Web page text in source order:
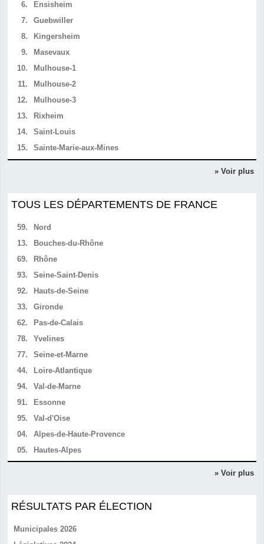
6.
Ensisheim
7.
Guebwiller
8.
Kingersheim
9.
Masevaux
10.
Mulhouse-1
11.
Mulhouse-2
12.
Mulhouse-3
13.
Rixheim
14.
Saint-Louis
15.
Sainte-Marie-aux-Mines
» Voir plus
TOUS LES DÉPARTEMENTS DE FRANCE
59.
Nord
13.
Bouches-du-Rhône
69.
Rhône
93.
Seine-Saint-Denis
92.
Hauts-de-Seine
33.
Gironde
62.
Pas-de-Calais
78.
Yvelines
77.
Seine-et-Marne
44.
Loire-Atlantique
94.
Val-de-Marne
91.
Essonne
95.
Val-d'Oise
04.
Alpes-de-Haute-Provence
05.
Hautes-Alpes
» Voir plus
RÉSULTATS PAR ÉLECTION
Municipales 2026